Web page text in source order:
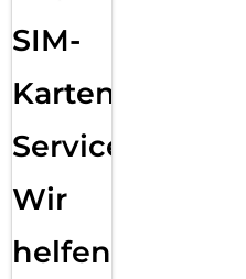
SIM-
Karten
Service:
Wir
helfen